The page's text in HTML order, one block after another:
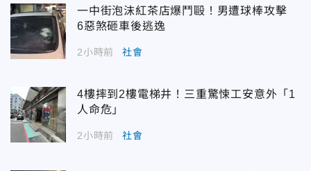
一中街泡沫紅茶店爆鬥毆！男遭球棒攻擊
6惡煞砸車後逃逸
2小時前 社會
4樓摔到2樓電梯井！三重驚悚工安意外「1
人命危」
2小時前 社會